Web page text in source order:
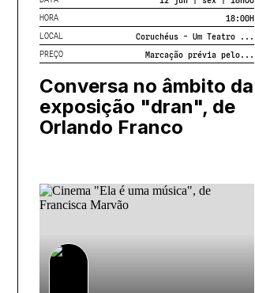
HORA
18:00H
LOCAL
Coruchéus - Um Teatro ...
PREÇO
Marcação prévia pelo...
Conversa no âmbito da
exposição "dran", de
Orlando Franco